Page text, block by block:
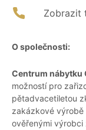
Zobrazit
O společnosti:
Centrum nábytku
možností pro
pětadvacetiletou
zakázkové
ověřenými výrobci